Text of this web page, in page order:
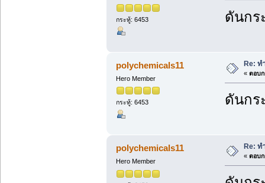
กระทู้: 6453 ดันกร
polychemicals11
Hero Member
กระทู้: 6453
Re: ท
« ตอบก
ดันกร
polychemicals11
Hero Member
Re: ท
« ตอบก